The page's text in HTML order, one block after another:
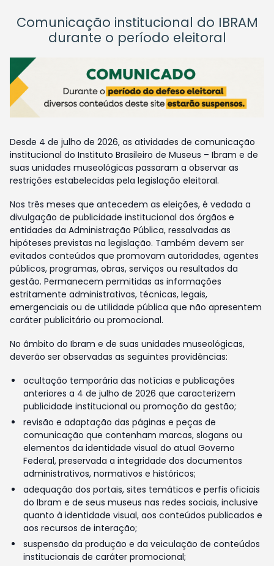
Comunicação institucional do IBRAM
durante o período eleitoral
Desde 4 de julho de 2026, as atividades de comunicação
institucional do Instituto Brasileiro de Museus – Ibram e de
suas unidades museológicas passaram a observar as
restrições estabelecidas pela legislação eleitoral.
Nos três meses que antecedem as eleições, é vedada a
divulgação de publicidade institucional dos órgãos e
entidades da Administração Pública, ressalvadas as
hipóteses previstas na legislação. Também devem ser
evitados conteúdos que promovam autoridades, agentes
públicos, programas, obras, serviços ou resultados da
gestão. Permanecem permitidas as informações
estritamente administrativas, técnicas, legais,
emergenciais ou de utilidade pública que não apresentem
caráter publicitário ou promocional.
No âmbito do Ibram e de suas unidades museológicas,
deverão ser observadas as seguintes providências:
ocultação temporária das notícias e publicações
anteriores a 4 de julho de 2026 que caracterizem
publicidade institucional ou promoção da gestão;
revisão e adaptação das páginas e peças de
comunicação que contenham marcas, slogans ou
elementos da identidade visual do atual Governo
Federal, preservada a integridade dos documentos
administrativos, normativos e históricos;
adequação dos portais, sites temáticos e perfis oficiais
do Ibram e de seus museus nas redes sociais, inclusive
quanto à identidade visual, aos conteúdos publicados e
aos recursos de interação;
suspensão da produção e da veiculação de conteúdos
institucionais de caráter promocional;